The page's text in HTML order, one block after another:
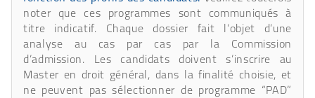
noter que ces programmes sont communiqués à
titre indicatif. Chaque dossier fait l’objet d’une
analyse au cas par cas par la Commission
d’admission. Les candidats doivent s’inscrire au
Master en droit général, dans la finalité choisie, et
ne peuvent pas sélectionner de programme “PAD”